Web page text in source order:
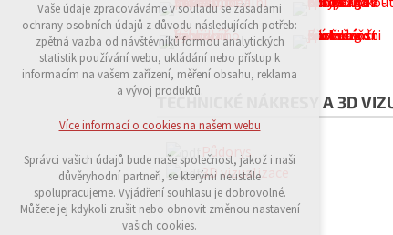
TECHNICKÉ NÁKRESY A 3D
Půdorys
3D vizualizace
Technická cookies
nutná pro provozování webu
udržení kontextu stránek (session): případná
přihlášení, volby jazyka, apod.
analytická pro anonymizované vyhodnocení
návštěvnosti
marketingová cookies (Google)
Více informací o cookies na našem webu
Vaše údaje zpracováváme v souladu se zásadami
ochrany osobních údajů z důvodu následujících potřeb:
zpětná vazba od návštěvníků formou analytických
statistik používání webu, ukládání nebo přístup k
informacím na vašem zařízení, měření obsahu, reklama
a vývoj produktů.
Více informací o cookies na našem webu
Správci vašich údajů bude naše společnost, jakož i naši
důvěryhodní partneři, se kterými neustále
spolupracujeme. Vyjádření souhlasu je dobrovolné.
Můžete jej kdykoli zrušit nebo obnovit změnou nastavení
vašich cookies.